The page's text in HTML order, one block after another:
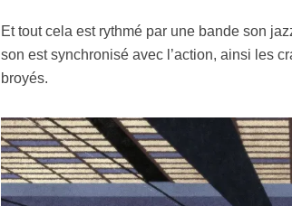
Et tout cela est rythmé par une bande son
son est synchronisé avec l’action, ainsi les
broyés.